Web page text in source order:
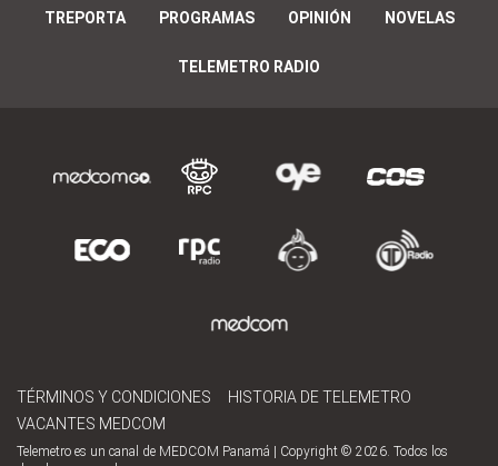
TREPORTA PROGRAMAS OPINIÓN NOVELAS
TELEMETRO RADIO
TÉRMINOS Y CONDICIONES
HISTORIA DE TELEMETRO
VACANTES MEDCOM
Telemetro es un canal de MEDCOM Panamá | Copyright © 2026. Todos los